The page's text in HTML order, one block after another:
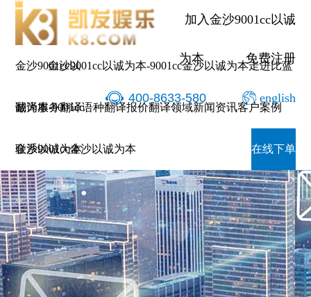
加入金沙9001cc以诚
为本 免费注册
400-8633-580 english
金沙9001cc以
诚为本-9001cc
金沙以诚为本
金沙9001cc以诚为本-9001cc金沙以诚为本走进比蓝
翻译服务翻译语种翻译报价翻译领域新闻资讯客户案例
联系9001cc金沙以诚为本 在线下单